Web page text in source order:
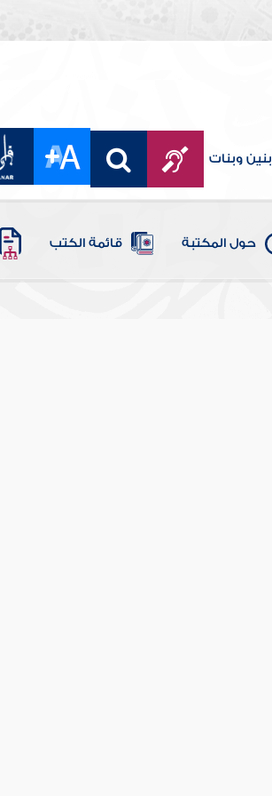
بنين وبنات
حول المكتبة قائمة الكتب